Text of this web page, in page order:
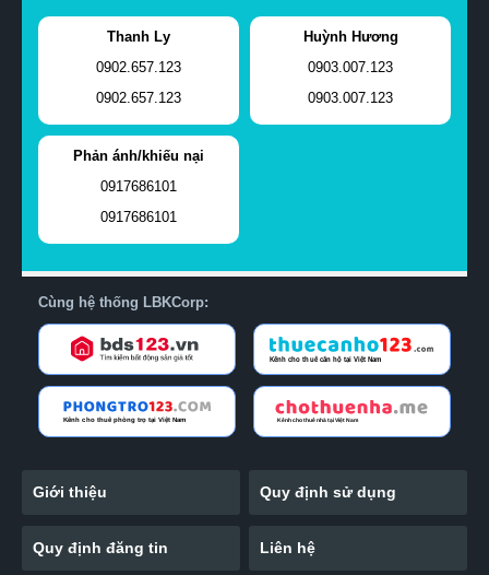
Thanh Ly
0902.657.123
0902.657.123
Huỳnh Hương
0903.007.123
0903.007.123
Phản ánh/khiếu nại
0917686101
0917686101
Cùng hệ thống LBKCorp:
Giới thiệu Quy định sử dụng
Quy định đăng tin Liên hệ